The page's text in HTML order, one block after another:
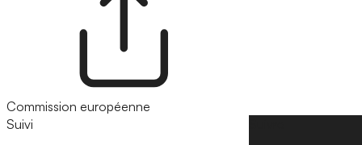
Commission européenne
Suivi